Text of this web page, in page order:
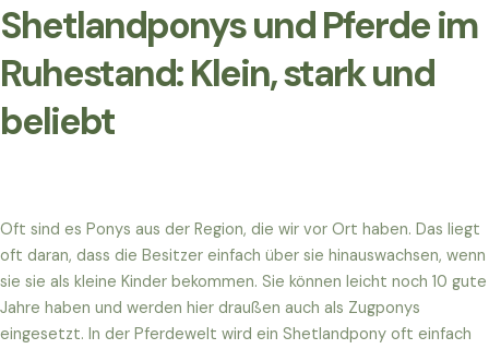
Shetlandponys und Pferde im
Ruhestand: Klein, stark und
beliebt
Oft sind es Ponys aus der Region, die wir vor Ort haben. Das liegt
oft daran, dass die Besitzer einfach über sie hinauswachsen, wenn
sie sie als kleine Kinder bekommen. Sie können leicht noch 10 gute
Jahre haben und werden hier draußen auch als Zugponys
eingesetzt. In der Pferdewelt wird ein Shetlandpony oft einfach